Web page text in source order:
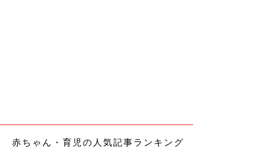
赤ちゃん・育児の人気記事ランキング